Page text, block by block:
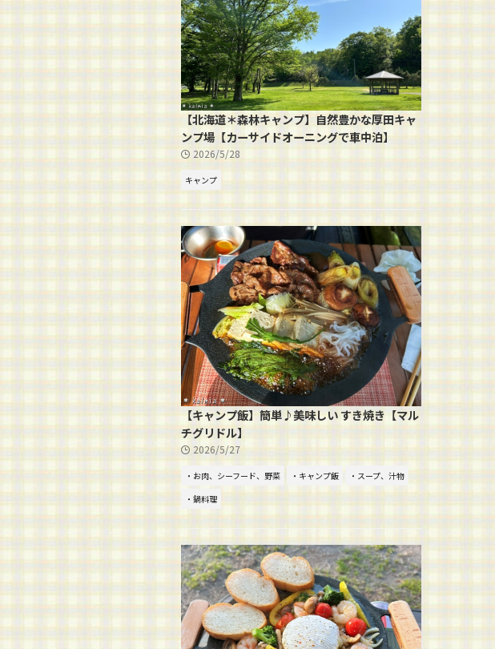
【北海道＊森林キャンプ】自然豊かな厚田キャ
ンプ場【カーサイドオーニングで車中泊】
2026/5/28
キャンプ
【キャンプ飯】簡単♪美味しい すき焼き【マル
チグリドル】
2026/5/27
・お肉、シーフード、野菜 ・キャンプ飯
・スープ、汁物
・鍋料理